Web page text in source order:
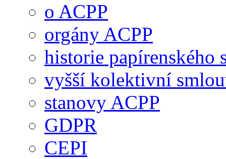
o ACPP
orgány ACPP
historie papírenského
vyšší kolektivní
stanovy ACPP
GDPR
CEPI